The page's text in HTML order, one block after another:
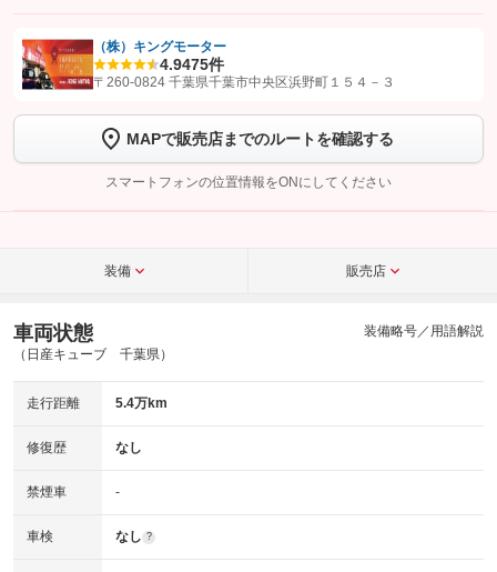
【STEP1】認証画面でグーネットを友だち追加してから「許可する」ボタンを押
トーク画面で
ボタンをタップして問い合わせを
完了してください。
こちら
（株）キングモーター
4.9475件
〒260-0824 千葉県千葉市中央区浜野町１５４－３
MAPで販売店までのルートを確認する
スマートフォンの位置情報をONにしてください
装備 販売店
車両状態
（日産キューブ 千葉県）
装備略号／用語解説
走行距離 5.4万km
修復歴 なし
禁煙車 -
車検 なし ?